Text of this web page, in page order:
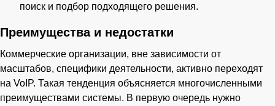
поиск и подбор подходящего решения.
Преимущества и недостатки
Коммерческие организации, вне зависимости от
масштабов, специфики деятельности, активно переходят
на VoIP. Такая тенденция объясняется многочисленными
преимуществами системы. В первую очередь нужно